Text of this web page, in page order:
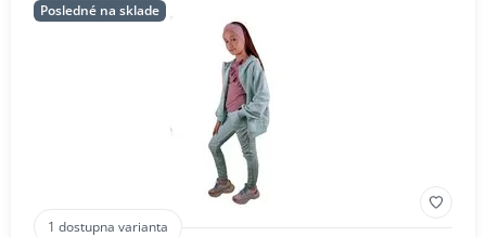
Posledné na sklade
1 dostupna varianta